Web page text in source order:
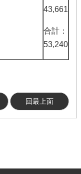
43,661
合計：
53,240
回最上面